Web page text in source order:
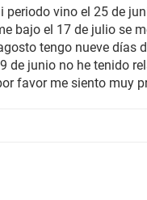
periodo vino el 25 de
bajo el 17 de julio se
tengo nueve días
de junio no he tenido
favor me siento muy